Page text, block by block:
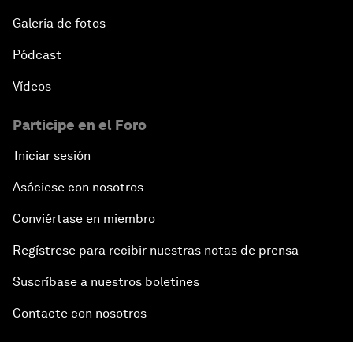
Galería de fotos
Pódcast
Vídeos
Participe en el Foro
Iniciar sesión
Asóciese con nosotros
Conviértase en miembro
Regístrese para recibir nuestras notas de prensa
Suscríbase a nuestros boletines
Contacte con nosotros